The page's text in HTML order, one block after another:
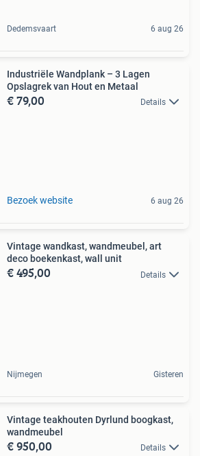
Dedemsvaart 6 aug 26
Industriële Wandplank – 3 Lagen
Opslagrek van Hout en Metaal
€ 79,00 Details
Bezoek website 6 aug 26
Vintage wandkast, wandmeubel, art
deco boekenkast, wall unit
€ 495,00 Details
Nijmegen Gisteren
Vintage teakhouten Dyrlund boogkast,
wandmeubel
€ 950,00 Details